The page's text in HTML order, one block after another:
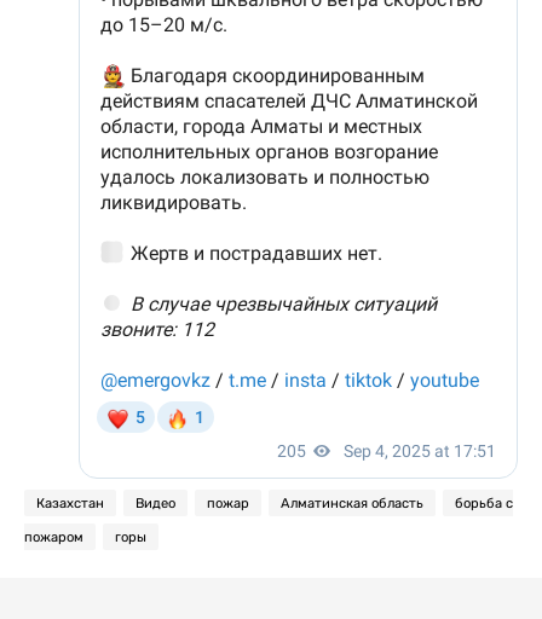
Казахстан Видео пожар Алматинская область борьба с
пожаром горы